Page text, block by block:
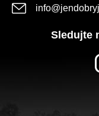
info@
Sledujte